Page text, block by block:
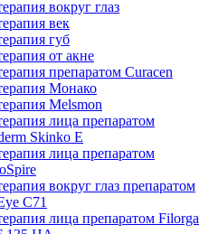
вокруг глаз
век
губ
от акне
препаратом Curacen
Монако
Melsmon
лица препаратом
Skinko E
лица препаратом
вокруг глаз препаратом
С71
лица препаратом Filorga